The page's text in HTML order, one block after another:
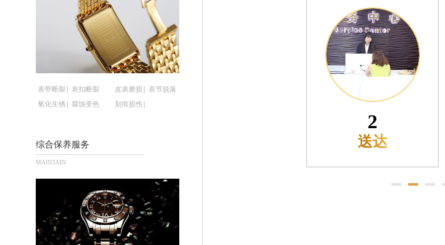
黑龙江省鹤岗市向阳区红军路腕表时光售后服务中心（需提前预约）
黑龙江省黑河市爱辉区中央街腕表时光售后服务中心（需提前预约）
黑龙江省鸡西市鸡冠区红军路腕表时光售后服务中心（需提前预约）
黑龙江省佳木斯市向阳区长安路腕表时光售后服务中心（需提前预约）
黑龙江省牡丹江市东安区太平路腕表时光售后服务中心（需提前预约）
黑龙江省七台河市桃山区大同街腕表时光售后服务中心（需提前预约）
黑龙江省齐齐哈尔市龙沙区龙华路腕表时光售后服务中心（需提前预约）
黑龙江省双鸭山市尖山区新兴大街腕表时光售后服务中心（需提前预约）
吉林省白山市浑江区浑江大街腕表时光售后服务中心（需提前预约）
吉林省辽源市龙山区人民大街腕表时光售后服务中心（需提前预约）
吉林省梅河口市新华街道梅河大街腕表时光售后服务中心（需提前预约）
吉林省四平市铁东区紫气大路与南九经街交汇处腕表时光售后服务中心（需提前预约）
吉林省松原市宁江区五环大街腕表时光售后服务中心（需提前预约）
吉林省通化市东昌区环通乡江南大街腕表时光售后服务中心（需提前预约）
表带断裂 表扣断裂 皮表磨损
表节脱落
氧化生锈
腐蚀变色 划痕损伤
综合保养服务
MAINTAIN
3
预检